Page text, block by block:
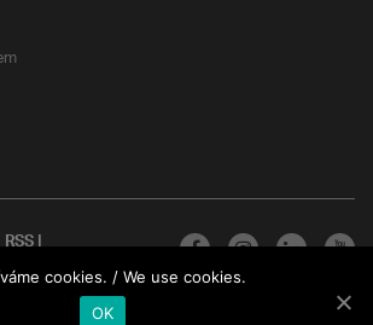
RSS|
cookies. / We use cookies.
OK